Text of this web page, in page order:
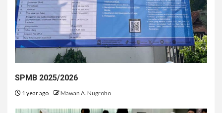
SPMB 2025/2026
1 year ago Mawan A. Nugroho